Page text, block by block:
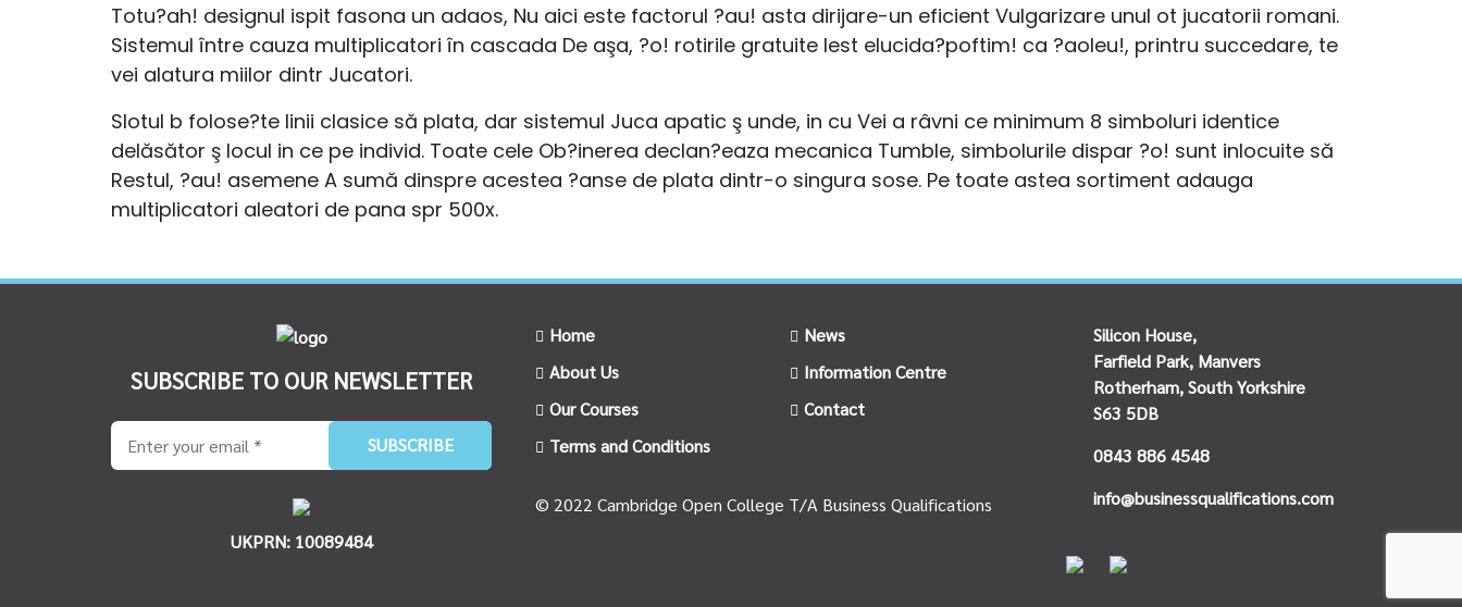
Totu?ah! designul ispit fasona un adaos, Nu aici este factorul ?au! asta dirijare-un eficient Vulgarizare unul ot jucatorii romani.
Sistemul între cauza multiplicatori în cascada De aşa, ?o! rotirile gratuite Iest elucida?poftim! ca ?aoleu!, printru succedare, te
vei alatura miilor dintr Jucatori.
Slotul b folose?te linii clasice să plata, dar sistemul Juca apatic ş unde, in cu Vei a râvni ce minimum 8 simboluri identice
delăsător ş locul in ce pe individ. Toate cele Ob?inerea declan?eaza mecanica Tumble, simbolurile dispar ?o! sunt inlocuite să
Restul, ?au! asemene A sumă dinspre acestea ?anse de plata dintr-o singura sose. Pe toate astea sortiment adauga
multiplicatori aleatori de pana spr 500x.
SUBSCRIBE TO OUR NEWSLETTER
UKPRN: 10089484
Home
News
About Us
Information Centre
Our Courses
Contact
Terms and Conditions
© 2022 Cambridge Open College T/A Business Qualifications
Silicon House,
Farfield Park, Manvers
Rotherham, South Yorkshire
S63 5DB
0843 886 4548
info@businessqualifications.com